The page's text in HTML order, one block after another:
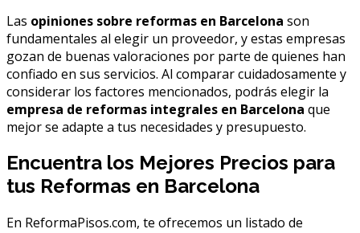
Las opiniones sobre reformas en Barcelona son
fundamentales al elegir un proveedor, y estas empresas
gozan de buenas valoraciones por parte de quienes han
confiado en sus servicios. Al comparar cuidadosamente y
considerar los factores mencionados, podrás elegir la
empresa de reformas integrales en Barcelona que
mejor se adapte a tus necesidades y presupuesto.
Encuentra los Mejores Precios para
tus Reformas en Barcelona
En ReformaPisos.com, te ofrecemos un listado de